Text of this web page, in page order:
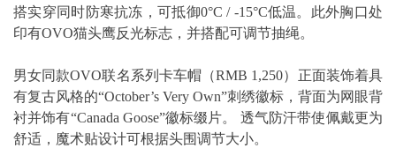
搭实穿同时防寒抗冻，可抵御0°C / -15°C低温。此外胸口处
印有OVO猫头鹰反光标志，并搭配可调节抽绳。
男女同款OVO联名系列卡车帽（RMB 1,250）正面装饰着具
有复古风格的“October’s Very Own”刺绣徽标，背面为网眼背
衬并饰有“Canada Goose”徽标缀片。 透气防汗带使佩戴更为
舒适，魔术贴设计可根据头围调节大小。